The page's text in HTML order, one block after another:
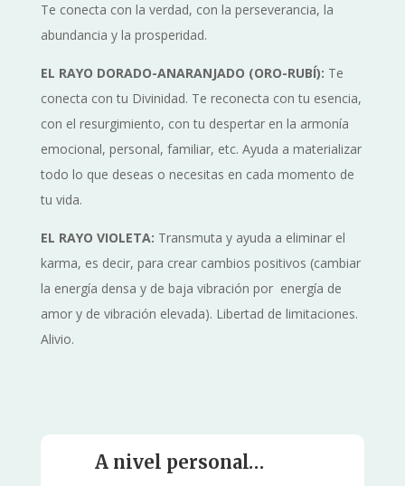
Te conecta con la verdad, con la perseverancia, la
abundancia y la prosperidad.
EL RAYO DORADO-ANARANJADO (ORO-RUBÍ): Te
conecta con tu Divinidad. Te reconecta con tu esencia,
con el resurgimiento, con tu despertar en la armonía
emocional, personal, familiar, etc. Ayuda a materializar
todo lo que deseas o necesitas en cada momento de
tu vida.
EL RAYO VIOLETA: Transmuta y ayuda a eliminar el
karma, es decir, para crear cambios positivos (cambiar
la energía densa y de baja vibración por energía de
amor y de vibración elevada). Libertad de limitaciones.
Alivio.
A nivel personal…